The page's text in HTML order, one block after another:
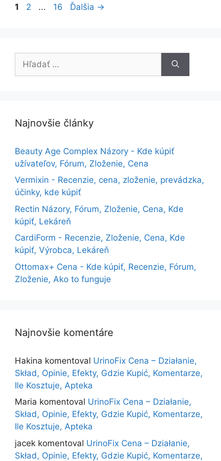
Stránka
1 Stránka
2 ... Stránka
16 Ďalšia →
Najnovšie články
Beauty Age Сomplex Názory - Kde kúpiť
užívateľov, Fórum, Zloženie, Cena
Vermixin - Recenzie, cena, zloženie, prevádzka,
účinky, kde kúpiť
Rectin Názory, Fórum, Zloženie, Cena, Kde
kúpiť, Lekáreň
CardiForm - Recenzie, Zloženie, Cena, Kde
kúpiť, Výrobca, Lekáreň
Ottomax+ Cena - Kde kúpiť, Recenzie, Fórum,
Zloženie, Ako to funguje
Najnovšie komentáre
Hakina komentoval UrinoFix Cena – Działanie,
Skład, Opinie, Efekty, Gdzie Kupić, Komentarze,
Ile Kosztuje, Apteka
Maria komentoval UrinoFix Cena – Działanie,
Skład, Opinie, Efekty, Gdzie Kupić, Komentarze,
Ile Kosztuje, Apteka
jacek komentoval UrinoFix Cena – Działanie,
Skład, Opinie, Efekty, Gdzie Kupić, Komentarze,